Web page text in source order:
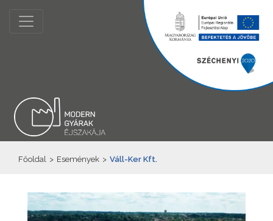
Főoldal > Események > Váll-Ker Kft.